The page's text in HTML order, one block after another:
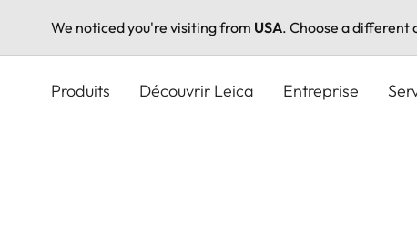
We noticed you're visiting from USA. Choose a different
Produits Découvrir Leica Entreprise